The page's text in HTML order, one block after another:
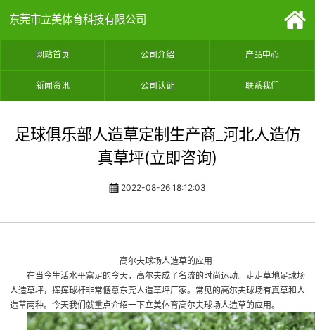
东莞市立美体育科技有限公司
网站首页 公司介绍 产品中心
新闻资讯 公司认证 联系我们
足球俱乐部人造草定制生产商_河北人造仿
真草坪(立即咨询)
2022-08-26 18:12:03
高尔夫球场人造草的应用
在当今生活水平富足的今天，高尔夫成了名流的时尚运动。走走草地足球场
人造草坪，挥挥球杆非常惬意东莞人造草坪厂家。常见的高尔夫球场有真草和人
造草两种。今天我们就重点介绍一下立美体育高尔夫球场人造草的应用。